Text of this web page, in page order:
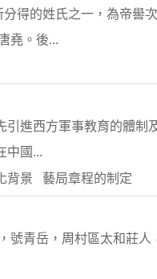
得的姓氏之一，為帝嚳
堯。後...
引進西方軍事教育的體
中國...
景 藝局章程的制定
號青岳，周村區太和莊